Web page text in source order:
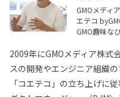
GMOメディ
エテコ
GMO趣味な
2009年にGMOメディア株式
スの開発やエンジニア組織
「コエテコ」の立ち上げに